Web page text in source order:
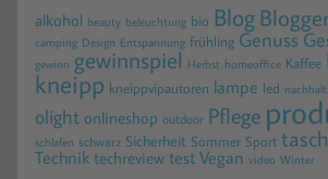
alkohol beauty beleuchtung bio Blog
camping Design Entspannung frühling Genuss
gewinn gewinnspiel Herbst homeoffice Kaffee
kneipp kneippvipautoren lampe led
olight onlineshop outdoor Pflege
schlafen schwarz Sicherheit Sommer Sport
Technik techreview test Vegan video Winter